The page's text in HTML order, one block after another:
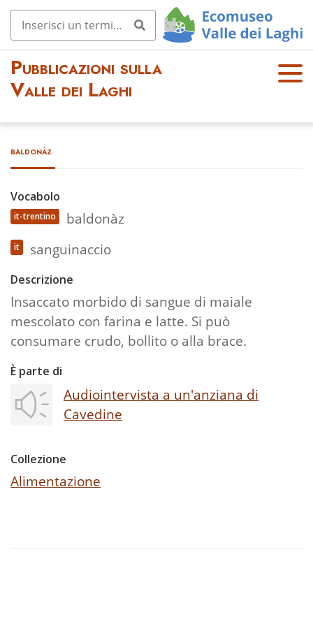
Pubblicazioni sulla
Valle dei Laghi
OPE
baldonàz
Vocabolo
it-trentino baldonàz
it sanguinaccio
Descrizione
Insaccato morbido di sangue di maiale
mescolato con farina e latte. Si può
consumare crudo, bollito o alla brace.
È parte di
Audiointervista a un'anziana di
Cavedine
Collezione
Alimentazione